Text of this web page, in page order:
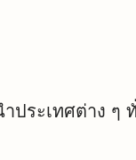
ประเทศต่าง ๆ